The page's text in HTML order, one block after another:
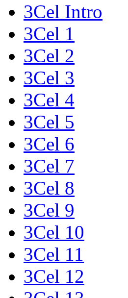
3Cel Intro
3Cel 1
3Cel 2
3Cel 3
3Cel 4
3Cel 5
3Cel 6
3Cel 7
3Cel 8
3Cel 9
3Cel 10
3Cel 11
3Cel 12